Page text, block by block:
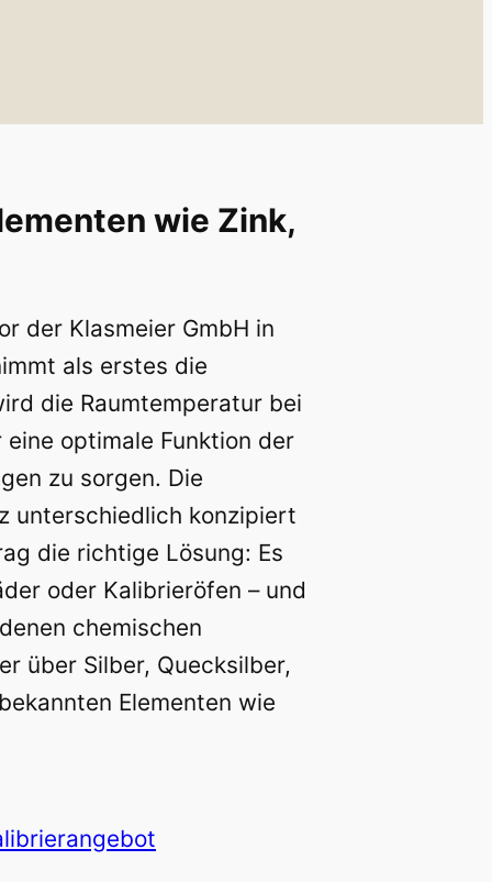
wie Zink,
der Klasmeier GmbH in
als erstes die
die Raumtemperatur bei
optimale Funktion der
zu sorgen. Die
unterschiedlich konzipiert
die richtige Lösung: Es
oder Kalibrieröfen – und
chemischen
über Silber, Quecksilber,
Elementen wie